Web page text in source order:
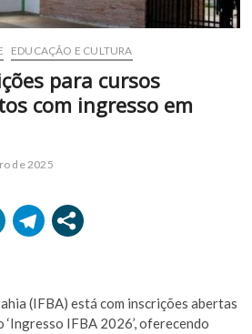
EDUCAÇÃO E CULTURA
para cursos
com ingresso em
de 2025
(IFBA) está com inscrições abertas
IFBA 2026’, oferecendo